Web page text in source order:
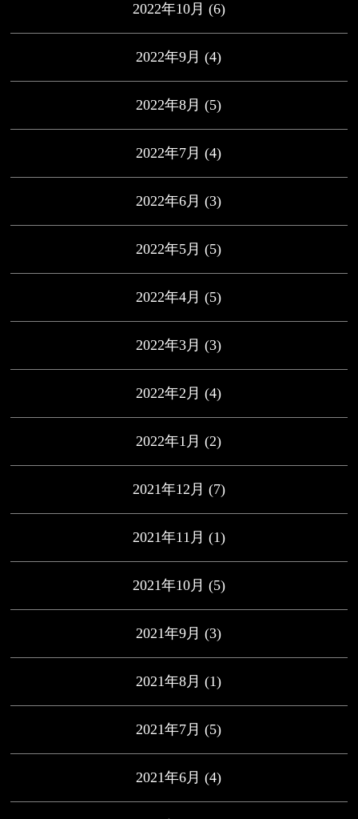
2022年10月 (6)
2022年9月 (4)
2022年8月 (5)
2022年7月 (4)
2022年6月 (3)
2022年5月 (5)
2022年4月 (5)
2022年3月 (3)
2022年2月 (4)
2022年1月 (2)
2021年12月 (7)
2021年11月 (1)
2021年10月 (5)
2021年9月 (3)
2021年8月 (1)
2021年7月 (5)
2021年6月 (4)